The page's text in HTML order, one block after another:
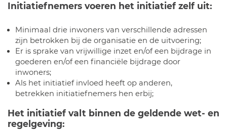
Initiatiefnemers voeren het initiatief zelf uit:
Minimaal drie inwoners van verschillende adressen
zijn betrokken bij de organisatie en de uitvoering;
Er is sprake van vrijwillige inzet en/of een bijdrage in
goederen en/of een financiële bijdrage door
inwoners;
Als het initiatief invloed heeft op anderen,
betrekken initiatiefnemers hen erbij;
Het initiatief valt binnen de geldende wet- en
regelgeving: